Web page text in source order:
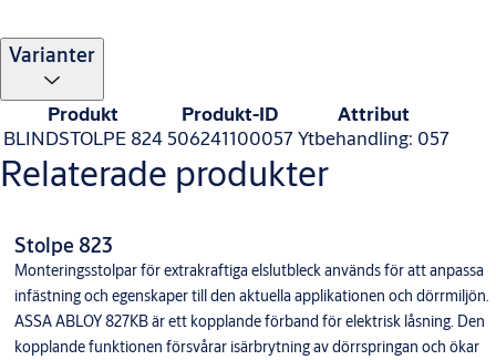
Varianter
Produkt Produkt-ID
Attribut
BLINDSTOLPE 824506241100057Ytbehandling: 057
Relaterade produkter
Stolpe 823
Monteringsstolpar för extrakraftiga elslutbleck används för att anpassa
infästning och egenskaper till den aktuella applikationen och dörrmiljön.
ASSA ABLOY 827KB är ett kopplande förband för elektrisk låsning. Den
kopplande funktionen försvårar isärbrytning av dörrspringan och ökar